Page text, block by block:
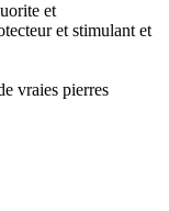
et
et stimulant et
vraies pierres